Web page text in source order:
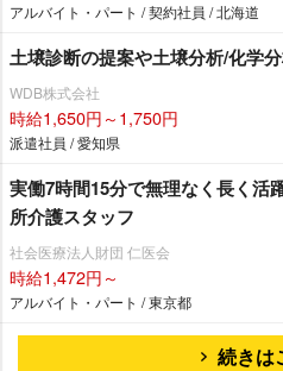
アルバイト・パート / 契約社員 / 北海道
土壌診断の提案や土壌分析/化学
WDB株式会社
時給1,650円～1,750円
派遣社員 / 愛知県
実働7時間15分で無理なく長く活
所介護スタッフ
社会医療法人財団 仁医会
時給1,472円～
アルバイト・パート / 東京都
続きは